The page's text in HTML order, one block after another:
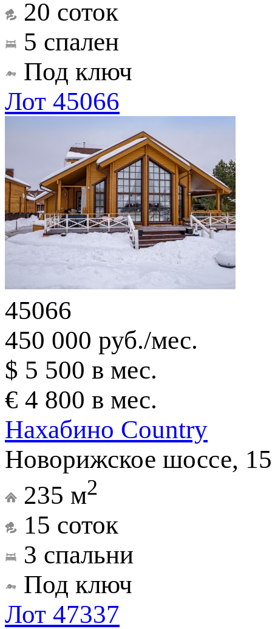
20 соток
5 спален
Под ключ
Лот 45066
45066
450 000 руб./мес.
$ 5 500 в мес.
€ 4 800 в мес.
Нахабино Country
Новорижское шоссе,
235 м2
15 соток
3 спальни
Под ключ
Лот 47337